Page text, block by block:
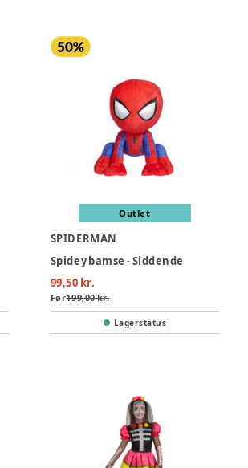
Outlet
SPIDERMAN
Spidey bamse - Siddende
99,50 kr.
Før199,00 kr.
Lagerstatus